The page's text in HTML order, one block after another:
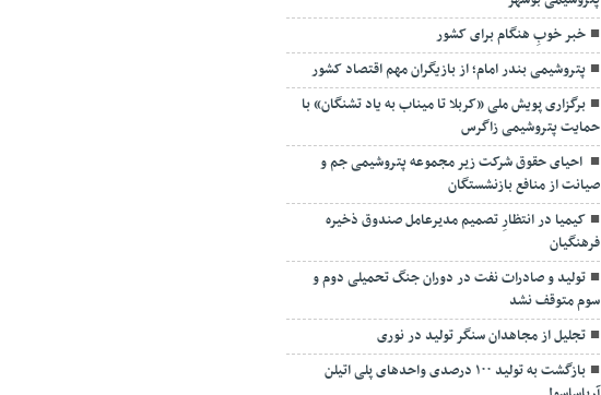
خبر خوبِ هنگام برای کشور
پتروشیمی بندر امام؛ از بازیگران مهم اقتصاد کشور
برگزاری پویش ملی «کربلا تا میناب به یاد تشنگان» با
حمایت پتروشیمی زاگرس
احیای حقوق شرکت زیر مجموعه پتروشیمی جم و
صیانت از منافع بازنشستگان
کیمیا در انتظارِ تصمیم مدیرعامل صندوق ذخیره
فرهنگیان
تولید و صادرات نفت در دوران جنگ تحمیلی دوم و
سوم متوقف نشد
تجلیل از مجاهدان سنگر تولید در نوری
بازگشت به تولید ۱۰۰ درصدی واحدهای پلی اتیلن
آریاساسول